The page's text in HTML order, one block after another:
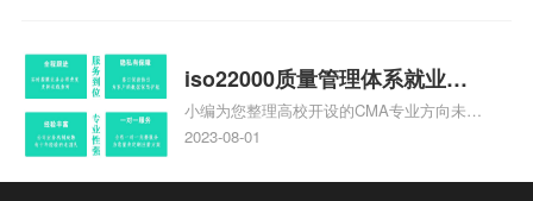
标准是什么相关iso体系认证知识，详情可
查看下方正文！
iso22000质量管理体系就业方
向，质量管理与认证就业方向
小编为您整理高校开设的CMA专业方向未来
就业前景及就业方向如何、cma就业方向有
和cma未来就业方向、大学生考完cma，就
2023-08-01